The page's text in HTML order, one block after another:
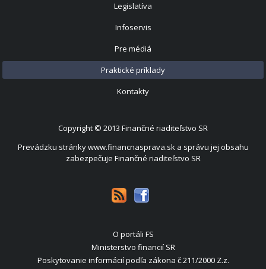
Legislatíva
Infoservis
Pre médiá
Praktické príklady
Kontakty
Copyright © 2013 Finančné riaditeľstvo SR
Prevádzku stránky www.financnasprava.sk a správu jej obsahu
zabezpečuje Finančné riaditeľstvo SR
O portáli FS
Ministerstvo financií SR
Poskytovanie informácií podľa zákona č.211/2000 Z.z.